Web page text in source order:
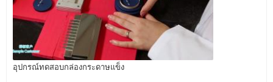
อุปกรณ์ทดสอบกล่องกระดาษแข็ง